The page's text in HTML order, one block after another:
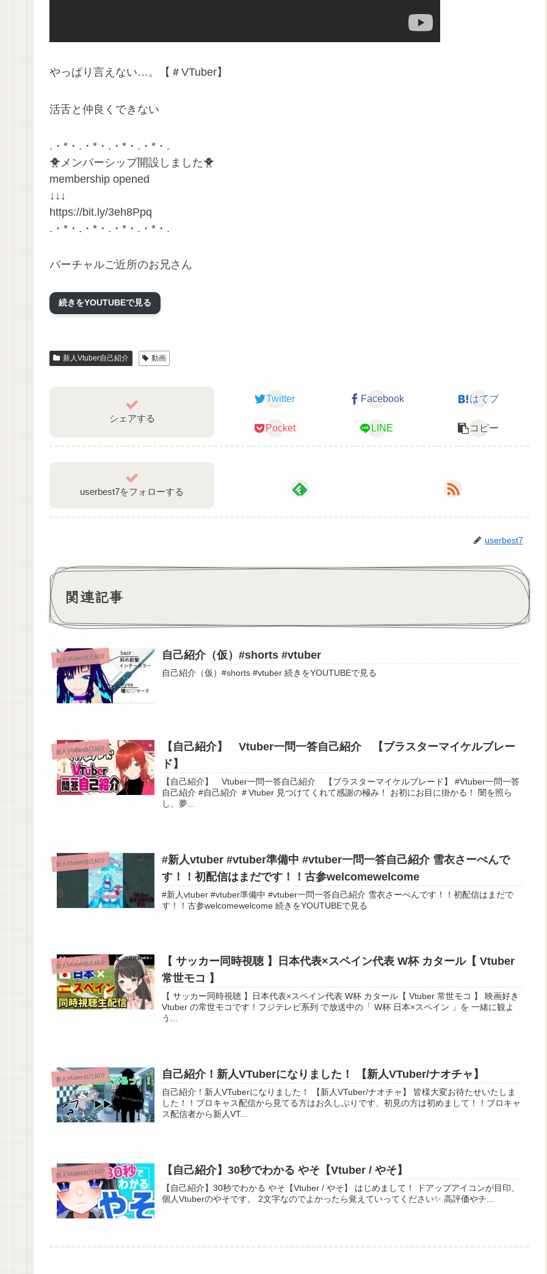
やっぱり言えない…。【＃VTuber】
活舌と仲良くできない
.・*・.・*・.・*・.・*・.
🐥メンバーシップ開設しました🐥
membership opened
↓↓↓
https://bit.ly/3eh8Ppq
.・*・.・*・.・*・.・*・.
バーチャルご近所のお兄さん
ゲーム配信や雑談配信をメインに
#vtuber #新人vtuber
.・*・.・*・.・*・.・*・.
【自己紹介】３０秒でわかる朝日奈ひかる
【切り抜き】脊髄発言が止まらないVTuber
【単発ゲーム】
続きをYOUTUBEで見る
新人Vtuber自己紹介 動画
シェアする
Twitter Facebook はてブ
Pocket LINE コピー
userbest7をフォローする
userbest7
関連記事
新人Vtuber自己紹介 自己紹介（仮）#shorts #vtuber
自己紹介（仮）#shorts #vtuber 続きをYOUTUBEで見る
新人Vtuber自己紹介
【自己紹介】 Vtuber一問一答自己紹介 【ブラスターマイケルブレー
ド】
【自己紹介】 Vtuber一問一答自己紹介 【ブラスターマイケルブレード】 #Vtuber一問一答
自己紹介 #自己紹介 ＃Vtuber 見つけてくれて感謝の極み！ お初にお目に掛かる！ 闇を照ら
し、夢...
新人Vtuber自己紹介
#新人vtuber #vtuber準備中 #vtuber一問一答自己紹介 雪衣さーぺんで
す！！初配信はまだです！！古参welcomewelcome
#新人vtuber #vtuber準備中 #vtuber一問一答自己紹介 雪衣さーぺんです！！初配信はまだで
す！！古参welcomewelcome 続きをYOUTUBEで見る
新人Vtuber自己紹介
【 サッカー同時視聴 】日本代表×スペイン代表 W杯 カタール【 Vtuber
常世モコ 】
【 サッカー同時視聴 】日本代表×スペイン代表 W杯 カタール【 Vtuber 常世モコ 】 映画好き
Vtuber の常世モコです！フジテレビ系列 で放送中の「 W杯 日本×スペイン 」を 一緒に観よ
う...
新人Vtuber自己紹介 自己紹介！新人VTuberになりました！ 【新人VTuber/ナオチャ】
自己紹介！新人VTuberになりました！ 【新人VTuber/ナオチャ】 皆様大変お待たせいたしま
した！！ブロキャス配信から見てる方はお久しぶりです、初見の方は初めまして！！ブロキャ
ス配信者から新人VT...
新人Vtuber自己紹介 【自己紹介】30秒でわかる やそ【Vtuber / やそ】
【自己紹介】30秒でわかる やそ【Vtuber / やそ】 はじめまして！ ドアップアイコンが目印、
個人Vtuberのやそです。 2文字なのでよかったら覚えていってください✨ 高評価やチ...